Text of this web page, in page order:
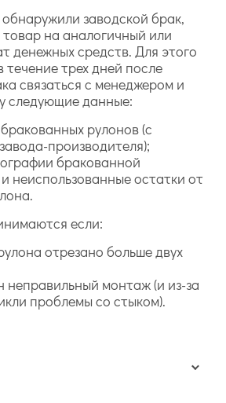
заводской брак,
на аналогичный или
денежных средств. Для этого
трех дней после
связаться с менеджером и
следующие данные:
рулонов (с
производителя);
бракованной
неиспользованные остатки от
если:
отрезано больше двух
неправильный монтаж (и из-за
проблемы со стыком).